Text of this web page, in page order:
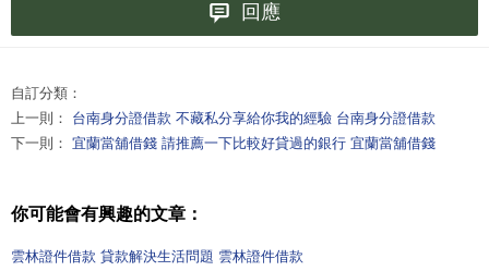
回應
自訂分類：
上一則： 台南身分證借款 不藏私分享給你我的經驗 台南身分證借款
下一則： 宜蘭當舖借錢 請推薦一下比較好貸過的銀行 宜蘭當舖借錢
你可能會有興趣的文章：
雲林證件借款 貸款解決生活問題 雲林證件借款